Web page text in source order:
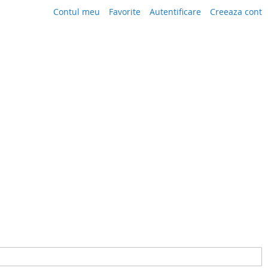
Contul meu Favorite Autentificare Creeaza cont